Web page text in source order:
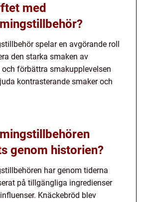
med
spelar en avgörande roll
den starka smaken av
förbättra smakupplevelsen
kontrasterande smaker och
genom historien?
har genom tiderna
på tillgängliga ingredienser
Knäckebröd blev